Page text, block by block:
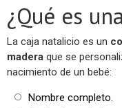
¿Qué es
La caja natalicio es un
madera que se
nacimiento de un bebé:
Nombre completo.